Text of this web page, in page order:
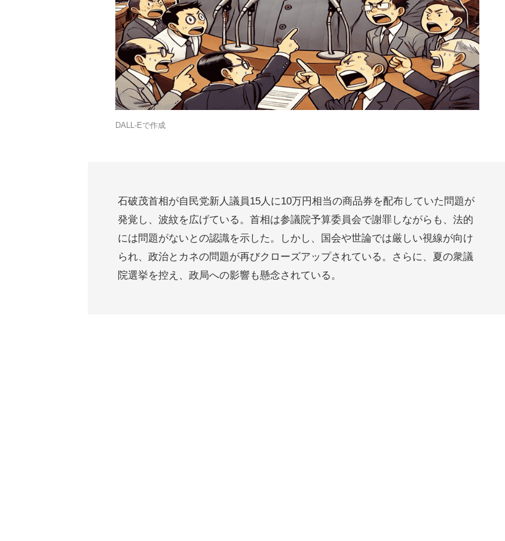
DALL-Eで作成
石破茂首相が自民党新人議員15人に10万円相当の商品券を配布していた問題が
発覚し、波紋を広げている。首相は参議院予算委員会で謝罪しながらも、法的
には問題がないとの認識を示した。しかし、国会や世論では厳しい視線が向け
られ、政治とカネの問題が再びクローズアップされている。さらに、夏の衆議
院選挙を控え、政局への影響も懸念されている。